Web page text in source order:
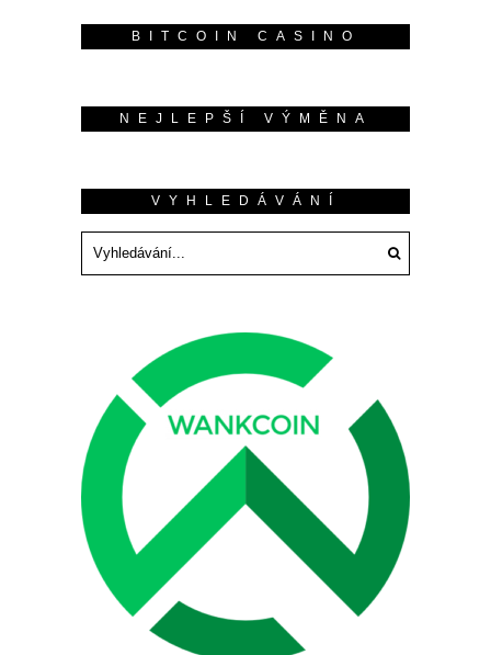
BITCOIN CASINO
NEJLEPŠÍ VÝMĚNA
VYHLEDÁVÁNÍ